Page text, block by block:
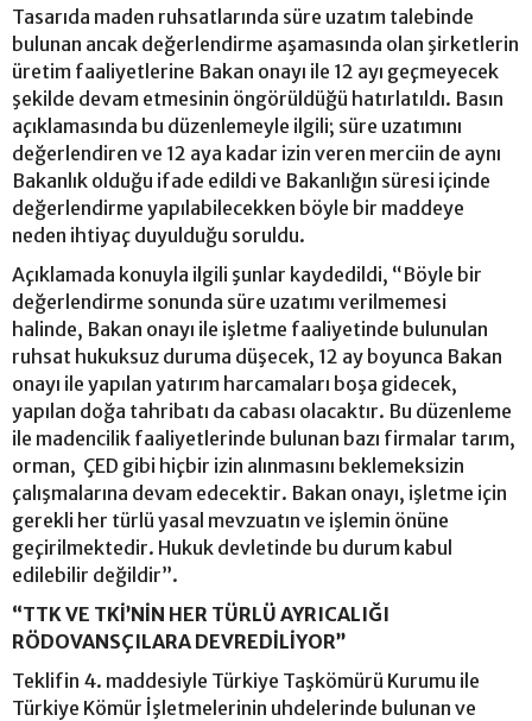
Tasarıda maden ruhsatlarında süre uzatım talebinde
bulunan ancak değerlendirme aşamasında olan şirketlerin
üretim faaliyetlerine Bakan onayı ile 12 ayı geçmeyecek
şekilde devam etmesinin öngörüldüğü hatırlatıldı. Basın
açıklamasında bu düzenlemeyle ilgili; süre uzatımını
değerlendiren ve 12 aya kadar izin veren merciin de aynı
Bakanlık olduğu ifade edildi ve Bakanlığın süresi içinde
değerlendirme yapılabilecekken böyle bir maddeye
neden ihtiyaç duyulduğu soruldu.
Açıklamada konuyla ilgili şunlar kaydedildi, “Böyle bir
değerlendirme sonunda süre uzatımı verilmemesi
halinde, Bakan onayı ile işletme faaliyetinde bulunulan
ruhsat hukuksuz duruma düşecek, 12 ay boyunca Bakan
onayı ile yapılan yatırım harcamaları boşa gidecek,
yapılan doğa tahribatı da cabası olacaktır. Bu düzenleme
ile madencilik faaliyetlerinde bulunan bazı firmalar tarım,
orman, ÇED gibi hiçbir izin alınmasını beklemeksizin
çalışmalarına devam edecektir. Bakan onayı, işletme için
gerekli her türlü yasal mevzuatın ve işlemin önüne
geçirilmektedir. Hukuk devletinde bu durum kabul
edilebilir değildir”.
“TTK VE TKİ’NİN HER TÜRLÜ AYRICALIĞI
RÖDOVANSÇILARA DEVREDİLİYOR”
Teklifin 4. maddesiyle Türkiye Taşkömürü Kurumu ile
Türkiye Kömür İşletmelerinin uhdelerinde bulunan ve